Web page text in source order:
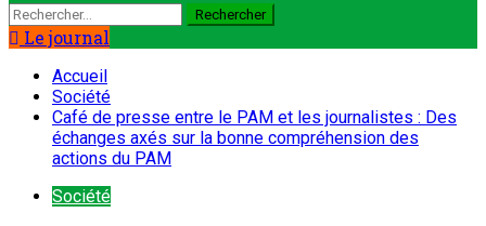
Le journal
Accueil
Société
Café de presse entre le PAM et les journalistes : Des
échanges axés sur la bonne compréhension des
actions du PAM
Société